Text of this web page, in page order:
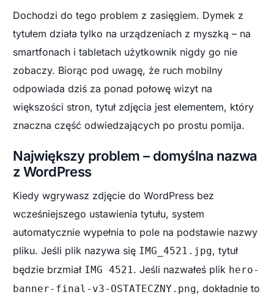
Dochodzi do tego problem z zasięgiem. Dymek z
tytułem działa tylko na urządzeniach z myszką – na
smartfonach i tabletach użytkownik nigdy go nie
zobaczy. Biorąc pod uwagę, że ruch mobilny
odpowiada dziś za ponad połowę wizyt na
większości stron, tytuł zdjęcia jest elementem, który
znaczna część odwiedzających po prostu pomija.
Największy problem – domyślna nazwa
z WordPress
Kiedy wgrywasz zdjęcie do WordPress bez
wcześniejszego ustawienia tytułu, system
automatycznie wypełnia to pole na podstawie nazwy
pliku. Jeśli plik nazywa się IMG_4521.jpg, tytuł
będzie brzmiał IMG 4521. Jeśli nazwałeś plik hero-
banner-final-v3-OSTATECZNY.png, dokładnie to